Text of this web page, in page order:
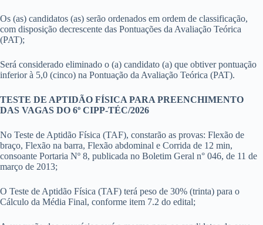
Os (as) candidatos (as) serão ordenados em ordem de classificação,
com disposição decrescente das Pontuações da Avaliação Teórica
(PAT);
Será considerado eliminado o (a) candidato (a) que obtiver pontuação
inferior à 5,0 (cinco) na Pontuação da Avaliação Teórica (PAT).
TESTE DE APTIDÃO FÍSICA PARA PREENCHIMENTO
DAS VAGAS DO 6º CIPP-TÉC/2026
No Teste de Aptidão Física (TAF), constarão as provas: Flexão de
braço, Flexão na barra, Flexão abdominal e Corrida de 12 min,
consoante Portaria Nº 8, publicada no Boletim Geral n° 046, de 11 de
março de 2013;
O Teste de Aptidão Física (TAF) terá peso de 30% (trinta) para o
Cálculo da Média Final, conforme item 7.2 do edital;